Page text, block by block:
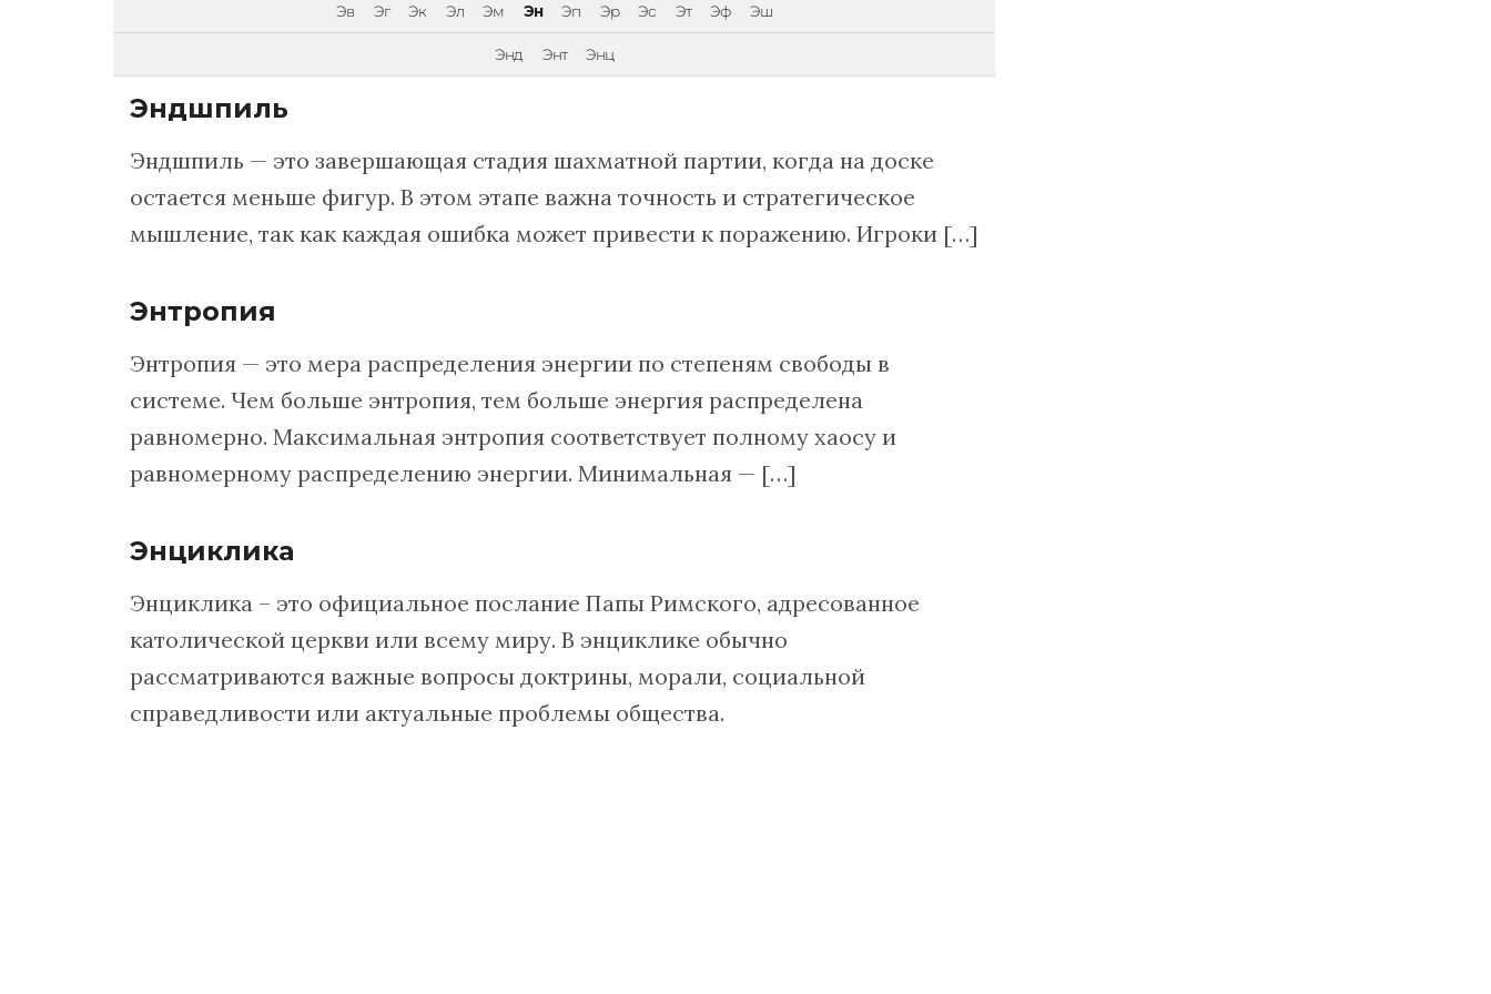
Эв Эг Эк Эл Эм Эн Эп Эр Эс Эт Эф Эш
Энд Энт Энц
Эндшпиль
Эндшпиль — это завершающая стадия шахматной партии, когда на доске
остается меньше фигур. В этом этапе важна точность и стратегическое
мышление, так как каждая ошибка может привести к поражению. Игроки […]
Энтропия
Энтропия — это мера распределения энергии по степеням свободы в
системе. Чем больше энтропия, тем больше энергия распределена
равномерно. Максимальная энтропия соответствует полному хаосу и
равномерному распределению энергии. Минимальная — […]
Энциклика
Энциклика – это официальное послание Папы Римского, адресованное
католической церкви или всему миру. В энциклике обычно
рассматриваются важные вопросы доктрины, морали, социальной
справедливости или актуальные проблемы общества.